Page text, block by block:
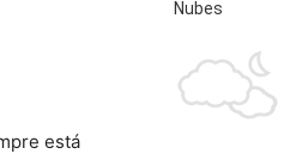
está
Nubes